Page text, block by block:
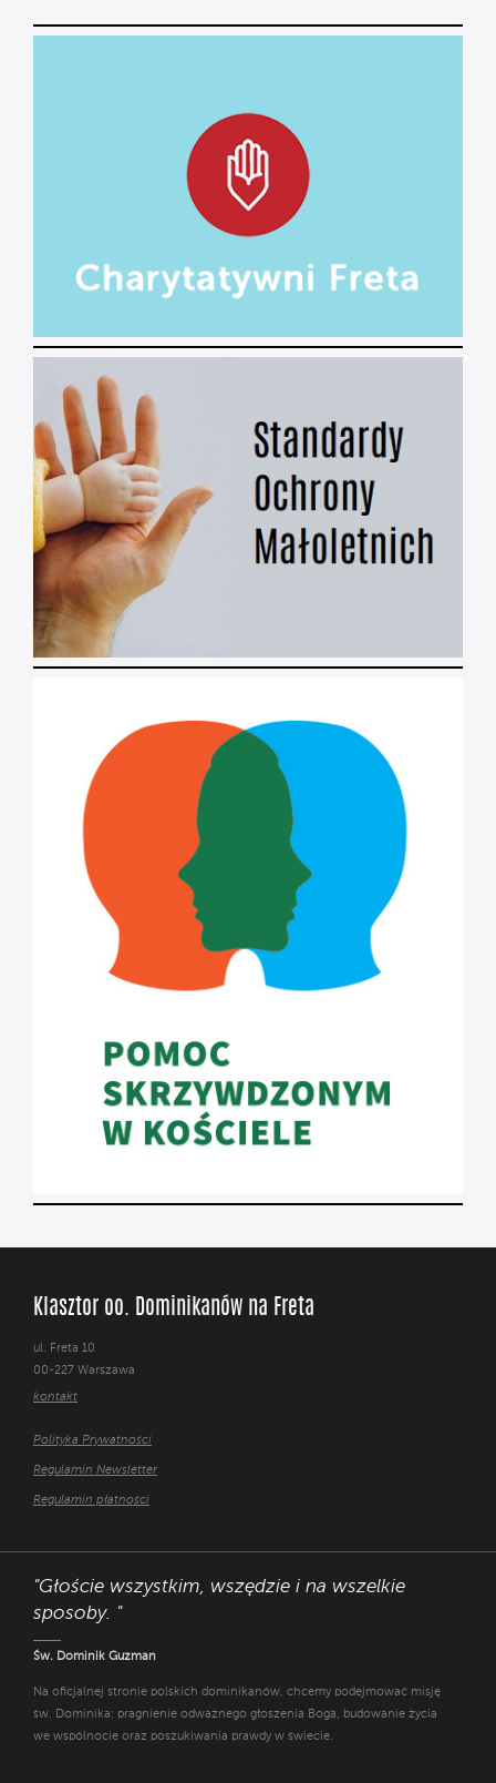
Klasztor oo. Dominikanów na Freta
ul. Freta 10
00-227 Warszawa
kontakt
Polityka Prywatności
Regulamin Newsletter
Regulamin płatności
"Głoście wszystkim, wszędzie i na wszelkie
sposoby. "
Św. Dominik Guzman
Na oficjalnej stronie polskich dominikanów, chcemy podejmować misję
św. Dominika: pragnienie odważnego głoszenia Boga, budowanie życia
we wspólnocie oraz poszukiwania prawdy w świecie.